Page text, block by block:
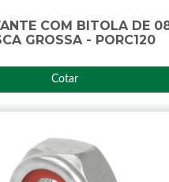
COM BITOLA DE
GROSSA - PORC120
Cotar